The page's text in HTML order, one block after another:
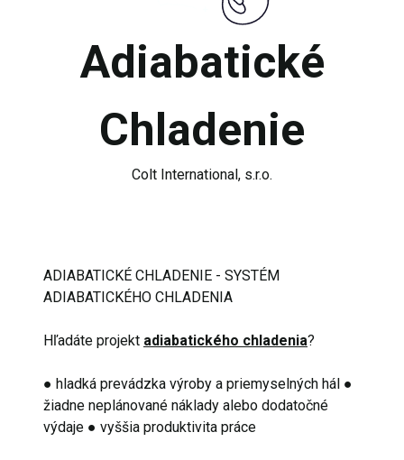
Adiabatické
Chladenie
Colt International, s.r.o.
ADIABATICKÉ CHLADENIE - SYSTÉM
ADIABATICKÉHO CHLADENIA
Hľadáte projekt adiabatického chladenia?
● hladká prevádzka výroby a priemyselných hál ●
žiadne neplánované náklady alebo dodatočné
výdaje ● vyššia produktivita práce